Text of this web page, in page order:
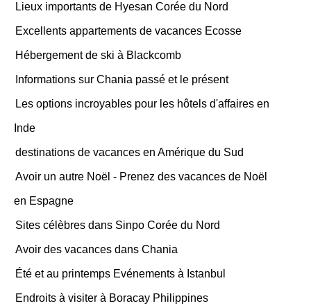
Lieux importants de Hyesan Corée du Nord
Excellents appartements de vacances Ecosse
Hébergement de ski à Blackcomb
Informations sur Chania passé et le présent
Les options incroyables pour les hôtels d'affaires en
Inde
destinations de vacances en Amérique du Sud
Avoir un autre Noël - Prenez des vacances de Noël
en Espagne
Sites célèbres dans Sinpo Corée du Nord
Avoir des vacances dans Chania
Été et au printemps Evénements à Istanbul
Endroits à visiter à Boracay Philippines